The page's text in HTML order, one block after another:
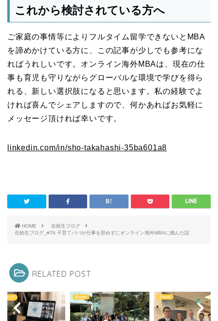
これから検討されている方へ
ご家庭の事情等によりフルタイム留学できないとMBA
を諦めかけている方に、この記事が少しでも参考にな
ればうれしいです。オンライン海外MBAは、現在の仕
事も育児も守りながらグローバルな環境で学びを得ら
れる、新しい選択肢になると思います。私の経験でよ
ければ喜んでシェアしますので、何かあればお気軽に
メッセージ頂ければ幸いです。
linkedin.com/in/sho-takahashi-35ba601a8
HOME
在校生ブログ
在校生ブログ_#78 子育てパパが仕事を辞めずにオンライン海外MBAに挑んだ話
RELATED POST
ブログ Boston Boston